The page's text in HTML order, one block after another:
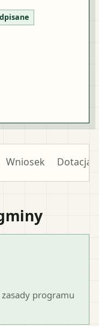
Wniosek Dotacja
programu